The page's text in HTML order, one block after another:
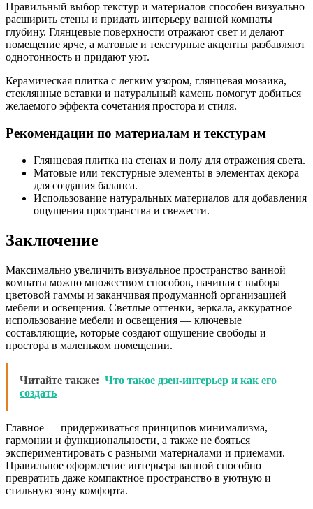
Правильный выбор текстур и материалов способен визуально
расширить стены и придать интерьеру ванной комнаты
глубину. Глянцевые поверхности отражают свет и делают
помещение ярче, а матовые и текстурные акценты разбавляют
однотонность и придают уют.
Керамическая плитка с легким узором, глянцевая мозаика,
стеклянные вставки и натуральный камень помогут добиться
желаемого эффекта сочетания простора и стиля.
Рекомендации по материалам и текстурам
Глянцевая плитка на стенах и полу для отражения света.
Матовые или текстурные элементы в элементах декора
для создания баланса.
Использование натуральных материалов для добавления
ощущения пространства и свежести.
Заключение
Максимально увеличить визуальное пространство ванной
комнаты можно множеством способов, начиная с выбора
цветовой гаммы и заканчивая продуманной организацией
мебели и освещения. Светлые оттенки, зеркала, аккуратное
использование мебели и освещения — ключевые
составляющие, которые создают ощущение свободы и
простора в маленьком помещении.
Читайте также: Что такое дзен-интерьер и как его
создать
Главное — придерживаться принципов минимализма,
гармонии и функциональности, а также не бояться
экспериментировать с разными материалами и приемами.
Правильное оформление интерьера ванной способно
превратить даже компактное пространство в уютную и
стильную зону комфорта.